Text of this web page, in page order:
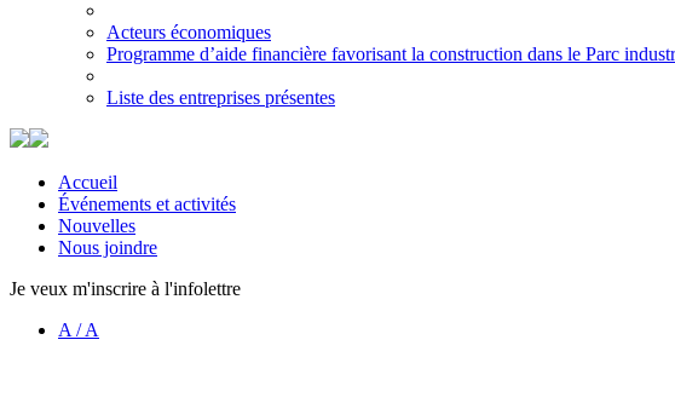
Acteurs économiques
Programme d’aide financière favorisant la construction dans le Parc
Liste des entreprises présentes
Accueil
Événements et activités
Nouvelles
Nous joindre
Je veux m'inscrire à l'infolettre
A /A